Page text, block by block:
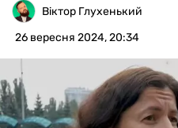
БУКМЕКЕРИ
Віктор Глухенький
26 вересня 2024, 20:34